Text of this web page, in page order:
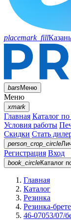
placemark_fillКазань
barsМеню
Меню
xmark
Главная Каталог
Условия работы
Скидки Стать
person_crop_circle
Регистрация Вход
book_circleКаталог
Главная
Каталог
Резинка
Резинка-
46-07053/07/